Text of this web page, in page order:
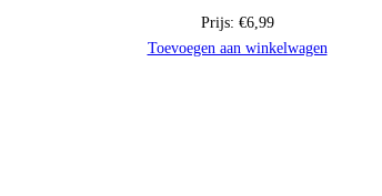
Prijs: €6,99
Toevoegen aan winkelwagen